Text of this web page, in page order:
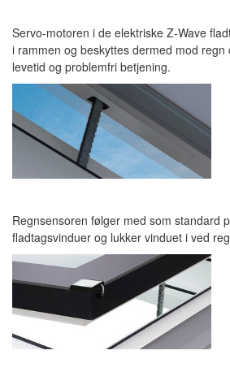
Servo-motoren i de elektriske Z-Wave
i rammen og beskyttes dermed mod regn
levetid og problemfri betjening.
Regnsensoren følger med som standard
fladtagsvinduer og lukker vinduet i ved